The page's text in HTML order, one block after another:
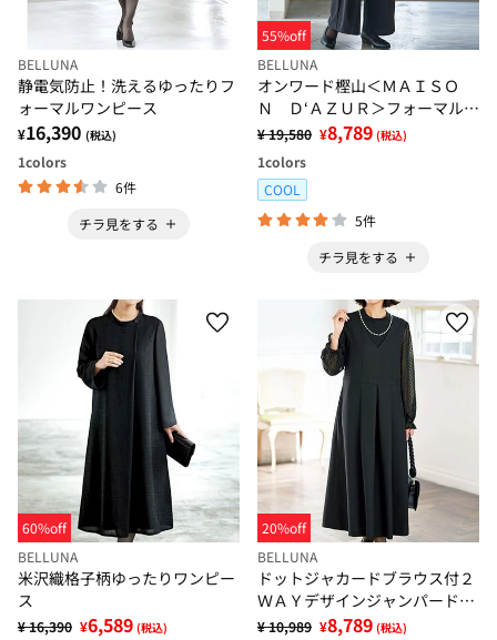
BELLUNA
静電気防止！洗えるゆったりフ
ォーマルワンピース
¥16,390 (税込)
1colors
6件
チラ見をする
55%off
BELLUNA
オンワード樫山＜ＭＡＩＳＯ
Ｎ Ｄ‘ＡＺＵＲ＞フォーマルセ
ットアップ
¥ 19,580 ¥8,789 (税込)
1colors
COOL
5件
チラ見をする
60%off
BELLUNA
米沢織格子柄ゆったりワンピー
ス
¥ 16,390 ¥6,589 (税込)
20%off
BELLUNA
ドットジャカードブラウス付２
ＷＡＹデザインジャンパードレ
ス
¥ 10,989 ¥8,789 (税込)